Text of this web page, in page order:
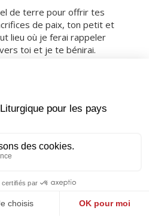
de terre pour offrir tes
de paix, ton petit et
lieu où je ferai rappeler
toi et je te bénirai.
taille car, en y passant
à mon autel par des
n’y soit pas